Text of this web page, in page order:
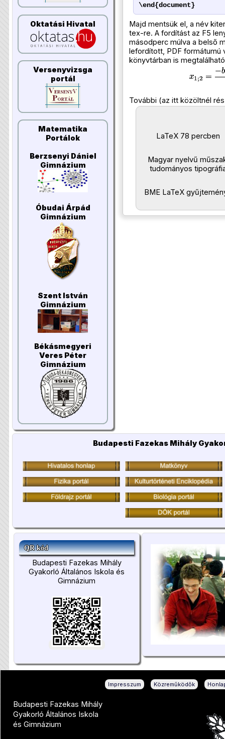
Oktatási Hivatal
Versenyvizsga
portál
Matematika
Portálok
Berzsenyi Dániel
Gimnázium
Óbudai Árpád
Gimnázium
Szent István
Gimnázium
Békásmegyeri
Veres Péter
Gimnázium
\end{document}
Majd mentsük el, a név
tex-re. A fordítást az F5
másodperc múlva a belső
lefordított, PDF formátumú
könyvtárban is
További (az itt közöltnél
LaTeX 78 percben
Magyar nyelvű
tudományos
BME LaTeX
Budapesti Fazekas Mihály
QR kód
Budapesti Fazekas Mihály
Gyakorló Általános Iskola és
Gimnázium
Impresszum Közreműködők
Budapesti Fazekas Mihály
Gyakorló Általános Iskola
és Gimnázium